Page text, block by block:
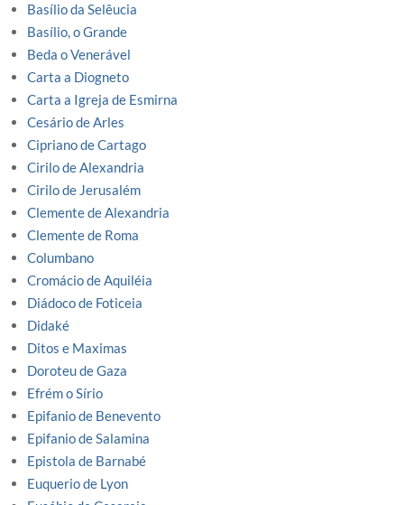
Basílio da Selêucia
Basílio, o Grande
Beda o Venerável
Carta a Diogneto
Carta a Igreja de Esmirna
Cesário de Arles
Cipriano de Cartago
Cirilo de Alexandria
Cirilo de Jerusalém
Clemente de Alexandria
Clemente de Roma
Columbano
Cromácio de Aquiléia
Diádoco de Foticeia
Didaké
Ditos e Maximas
Doroteu de Gaza
Efrém o Sírio
Epifanio de Benevento
Epifanio de Salamina
Epistola de Barnabé
Euquerio de Lyon